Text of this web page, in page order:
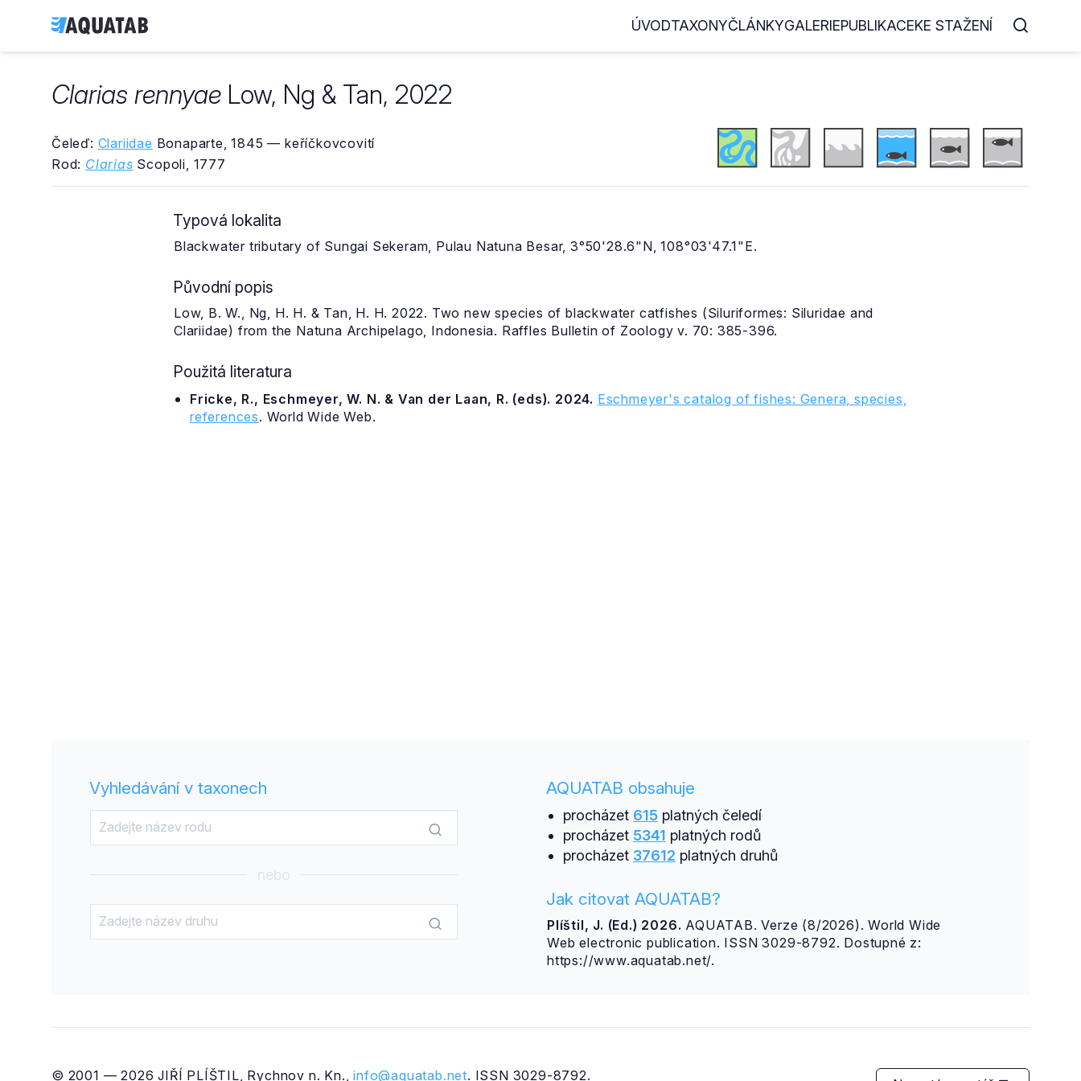
ÚVODTAXONYČLÁNKYGALERIEPUBLIKACEKE STAŽENÍ
Clarias rennyae Low, Ng & Tan, 2022
Čeleď: Clariidae Bonaparte, 1845 — keříčkovcovití
Rod: Clarias Scopoli, 1777
Typová lokalita
Blackwater tributary of Sungai Sekeram, Pulau Natuna Besar, 3°50'28.6"N, 108°03'47.1"E.
Původní popis
Low, B. W., Ng, H. H. & Tan, H. H. 2022. Two new species of blackwater catfishes (Siluriformes: Siluridae and
Clariidae) from the Natuna Archipelago, Indonesia. Raffles Bulletin of Zoology v. 70: 385-396.
Použitá literatura
Fricke, R., Eschmeyer, W. N. & Van der Laan, R. (eds). 2024. Eschmeyer's catalog of fishes: Genera, species,
references. World Wide Web.
Vyhledávání v taxonech
nebo
AQUATAB obsahuje
procházet 615platných čeledí
procházet 5341 platných rodů
procházet 37612 platných druhů
Jak citovat AQUATAB?
Plíštil, J. (Ed.) 2026. AQUATAB. Verze (8/2026). World Wide
Web electronic publication. ISSN 3029-8792. Dostupné z:
https://www.aquatab.net/.
© 2001 — 2026 JIŘÍ PLÍŠTIL, Rychnov n. Kn.,info@aquatab.net. ISSN 3029-8792.